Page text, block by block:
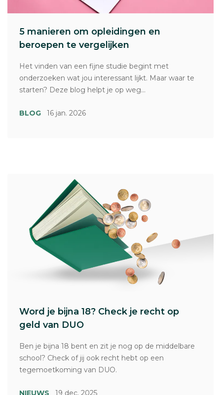
5 manieren om opleidingen en
beroepen te vergelijken
Het vinden van een fijne studie begint met
onderzoeken wat jou interessant lijkt. Maar waar te
starten? Deze blog helpt je op weg...
BLOG 16 jan. 2026
Word je bijna 18? Check je recht op
geld van DUO
Ben je bijna 18 bent en zit je nog op de middelbare
school? Check of jij ook recht hebt op een
tegemoetkoming van DUO.
NIEUWS 19 dec. 2025